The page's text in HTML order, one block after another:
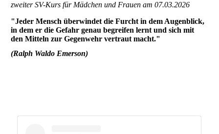
zweiter SV-Kurs für Mädchen und Frauen am 07.03.2026
"Jeder Mensch überwindet die Furcht in dem Augenblick,
in dem er die Gefahr genau begreifen lernt und sich mit
den Mitteln zur Gegenwehr vertraut macht."
(Ralph Waldo Emerson)